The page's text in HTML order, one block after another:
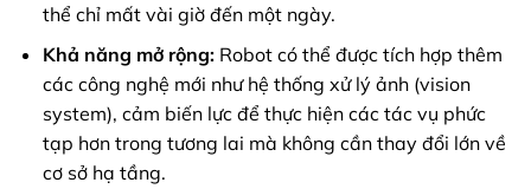
thể chỉ mất vài giờ đến một ngày.
Khả năng mở rộng:Robot có thể được tích hợp thêm
các công nghệ mới như hệ thống xử lý ảnh (vision
system), cảm biến lực để thực hiện các tác vụ phức
tạp hơn trong tương lai mà không cần thay đổi lớn về
cơ sở hạ tầng.